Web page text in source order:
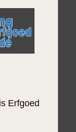
Erfgoed